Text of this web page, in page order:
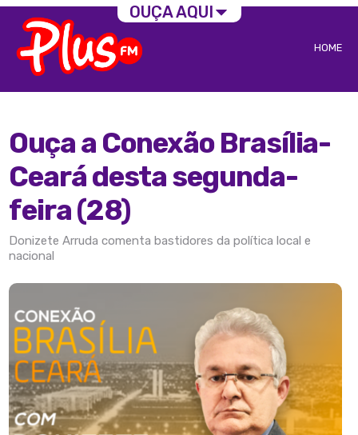
HOME
Ouça a Conexão Brasília-
Ceará desta segunda-
feira (28)
Donizete Arruda comenta bastidores da política local e
nacional
OUÇA AQUI